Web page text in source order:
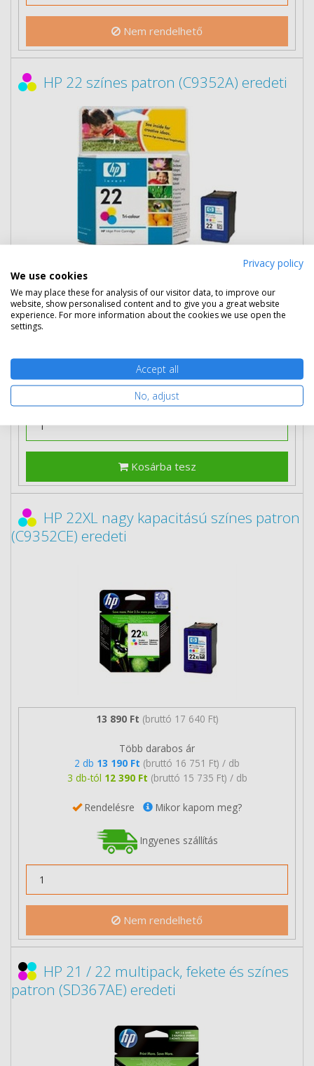
Nem rendelhető
HP 22 színes patron (C9352A) eredeti
Több darabos ár
2 db12 990 Ft (bruttó 16 497 Ft) / db
Ingyenes szállítás
Kosárba tesz
HP 22XL nagy kapacitású színes patron
(C9352CE) eredeti
13 890 Ft (bruttó 17 640 Ft)
Több darabos ár
2 db 13 190 Ft (bruttó 16 751 Ft) / db
3 db-tól 12 390 Ft (bruttó 15 735 Ft) / db
Rendelésre Mikor kapom meg?
Ingyenes szállítás
Nem rendelhető
HP 21 / 22 multipack, fekete és színes
patron (SD367AE) eredeti
Privacy policy
We use cookies
We may place these for analysis of our visitor data, to improve our
website, show personalised content and to give you a great website
experience. For more information about the cookies we use open the
settings.
Accept all
No, adjust